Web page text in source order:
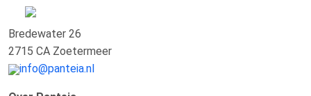
Bredewater 26
2715 CA Zoetermeer
info@panteia.nl